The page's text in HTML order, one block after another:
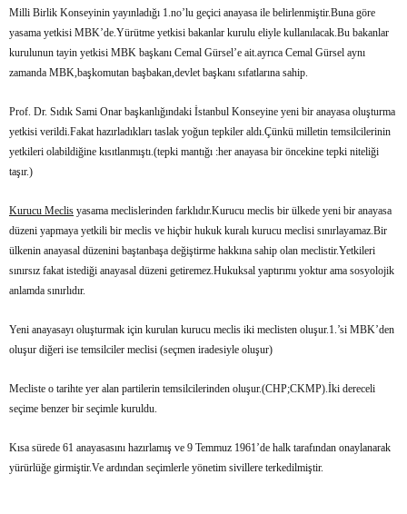
Milli Birlik Konseyinin yayınladığı 1.no’lu geçici anayasa ile belirlenmiştir.Buna göre
yasama yetkisi MBK’de.Yürütme yetkisi bakanlar kurulu eliyle kullanılacak.Bu bakanlar
kurulunun tayin yetkisi MBK başkanı Cemal Gürsel’e ait.ayrıca Cemal Gürsel aynı
zamanda MBK,başkomutan başbakan,devlet başkanı sıfatlarına sahip.
Prof. Dr. Sıdık Sami Onar başkanlığındaki İstanbul Konseyine yeni bir anayasa oluşturma
yetkisi verildi.Fakat hazırladıkları taslak yoğun tepkiler aldı.Çünkü milletin temsilcilerinin
yetkileri olabildiğine kısıtlanmıştı.(tepki mantığı :her anayasa bir öncekine tepki niteliği
taşır.)
Kurucu Meclis yasama meclislerinden farklıdır.Kurucu meclis bir ülkede yeni bir anayasa
düzeni yapmaya yetkili bir meclis ve hiçbir hukuk kuralı kurucu meclisi sınırlayamaz.Bir
ülkenin anayasal düzenini baştanbaşa değiştirme hakkına sahip olan meclistir.Yetkileri
sınırsız fakat istediği anayasal düzeni getiremez.Hukuksal yaptırımı yoktur ama sosyolojik
anlamda sınırlıdır.
Yeni anayasayı oluşturmak için kurulan kurucu meclis iki meclisten oluşur.1.’si MBK’den
oluşur diğeri ise temsilciler meclisi (seçmen iradesiyle oluşur)
Mecliste o tarihte yer alan partilerin temsilcilerinden oluşur.(CHP;CKMP).İki dereceli
seçime benzer bir seçimle kuruldu.
Kısa sürede 61 anayasasını hazırlamış ve 9 Temmuz 1961’de halk tarafından onaylanarak
yürürlüğe girmiştir.Ve ardından seçimlerle yönetim sivillere terkedilmiştir.